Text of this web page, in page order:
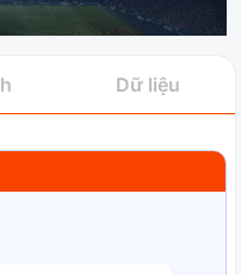
Dữ liệu